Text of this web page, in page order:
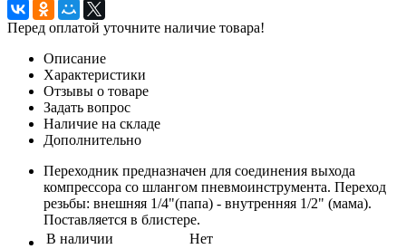
Перед оплатой уточните наличие товара!
Описание
Характеристики
Отзывы о товаре
Задать вопрос
Наличие на складе
Дополнительно
Переходник предназначен для соединения выхода
компрессора со шлангом пневмоинструмента. Переход
резьбы: внешняя 1/4"(папа) - внутренняя 1/2" (мама).
Поставляется в блистере.
В наличии
Нет